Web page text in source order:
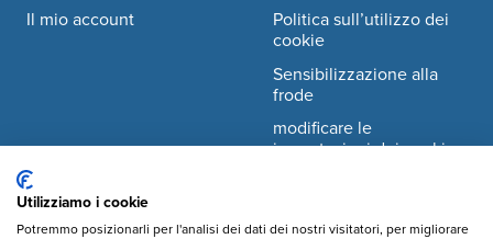
© Mary's Meals Italia ODVcompany information
Il mio account
Politica sull’utilizzo dei
cookie
Sensibilizzazione alla
frode
modificare le
impostazioni dei cookie
Facebook
Utilizziamo i cookie
Potremmo posizionarli per l'analisi dei dati dei nostri visitatori, per migliorare